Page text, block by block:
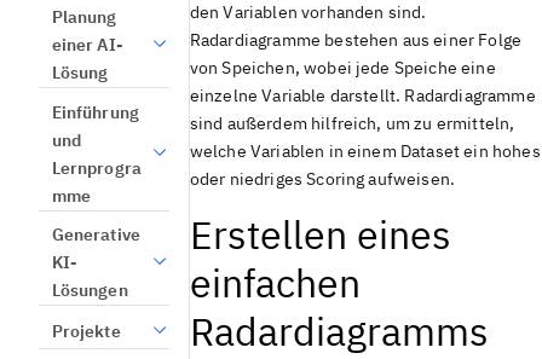
Planung
einer AI-
Lösung
Einführung
und
Lernprogra
mme
Generative
KI-
Lösungen
Projekte
den Variablen vorhanden sind.
Radardiagramme bestehen aus einer Folge
von Speichen, wobei jede Speiche eine
einzelne Variable darstellt. Radardiagramme
sind außerdem hilfreich, um zu ermitteln,
welche Variablen in einem Dataset ein hohes
oder niedriges Scoring aufweisen.
Erstellen eines
einfachen
Radardiagramms